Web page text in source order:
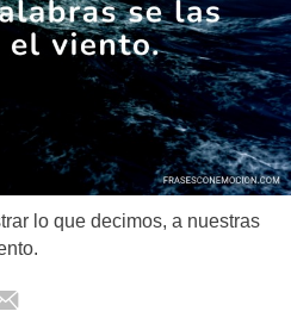
lo que decimos, a nuestras